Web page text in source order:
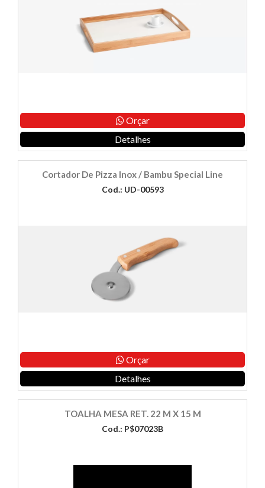
Orçar
Detalhes
Cortador De Pizza Inox / Bambu Special Line
Cod.: UD-00593
Orçar
Detalhes
TOALHA MESA RET. 22 M X 15 M
Cod.: P$07023B